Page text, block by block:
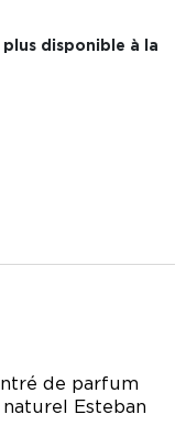
disponible à la
de parfum
Esteban